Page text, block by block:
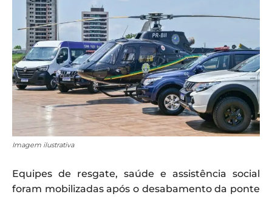
Imagem ilustrativa
Equipes de resgate, saúde e assistência social
foram mobilizadas após o desabamento da ponte